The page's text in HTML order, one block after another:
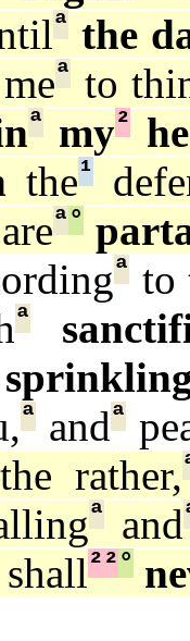
ª the
ª to
ª my²
the¹
areª°
ªto
ª
ª andª
the rather,
ª and
²²°